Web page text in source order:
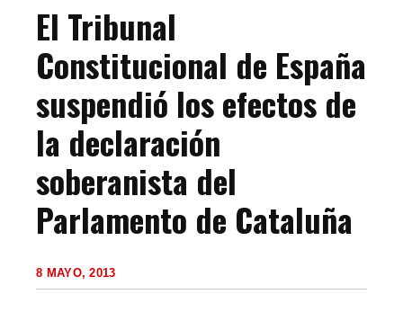
El Tribunal
Constitucional de España
suspendió los efectos de
la declaración
soberanista del
Parlamento de Cataluña
8 MAYO, 2013